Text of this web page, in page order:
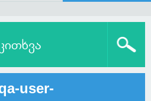
user-